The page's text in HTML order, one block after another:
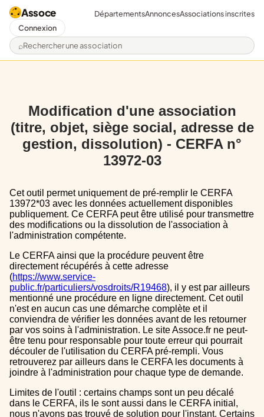
Assoce
Rechercher une association
DépartementsAnnoncesAssociations inscrites
Connexion
Modification d'une association
(titre, objet, siège social, adresse de
gestion, dissolution) - CERFA n°
13972-03
Cet outil permet uniquement de pré-remplir le CERFA
13972*03 avec les données actuellement disponibles
publiquement. Ce CERFA peut être utilisé pour transmettre
des modifications ou la dissolution de l'association à
l'administration compétente.
Le CERFA ainsi que la procédure peuvent être
directement récupérés à cette adresse
(https://www.service-
public.fr/particuliers/vosdroits/R19468), il y est par ailleurs
mentionné une procédure en ligne directement. Cet outil
n'est en aucun cas une démarche complète et il
conviendra de vérifier les données avant de les retourner
par vos soins à l'administration. Le site Assoce.fr ne peut-
être tenu pour responsable pour toute erreur qui pourrait
découler de l'utilisation du CERFA pré-rempli. Vous
retrouverez par ailleurs dans le CERFA les documents à
joindre à l'administration pour chaque type de demande.
Limites de l'outil : certains champs sont un peu décalé
dans le CERFA, ils le sont aussi dans le CERFA initial,
nous n'avons pas trouvé de solution pour l'instant. Certains